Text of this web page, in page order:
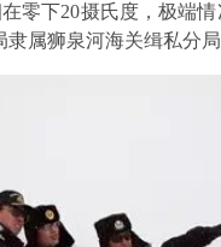
零下20摄氏度，极端
属狮泉河海关缉私分